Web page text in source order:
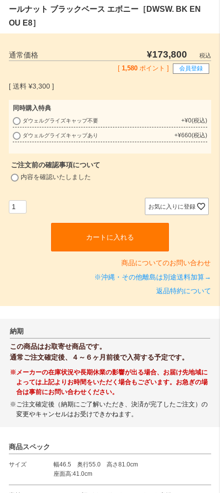
ールナット ブラックベース エボニー［DWSW. BK EN
OU E8］
通常価格 ¥173,800
税込
1,580 ポイント ] 会員登録
¥3,300
同時購入特典
(
必
)
ダウェルグライズキャップ不要 +¥0 税込
ダウェルグライズキャップあり +¥660 税込
ご注文前の確認事項について
内容を確認いたしました
お気に入りに登録
カートに入れる
商品についてのお問い合わせ
※沖縄・その他離島は別途送料加算→
返品特約について
納期
この商品はお取寄せ商品です。
通常ご注文確定後、４～６ヶ月前後で入荷する予定です。
※メーカーの在庫状況や長期休業の影響が出る場合、お届け先地域に
よっては上記よりお時間をいただく場合もございます。お急ぎの場
合は事前にお問い合わせください。
※ご注文確定後（納期にご了解いただき、決済が完了したご注文）の
変更やキャンセルはお受けできかねます。
商品スペック
サイズ
幅46.5 奥行55.0 高さ81.0cm
座面高:41.0cm